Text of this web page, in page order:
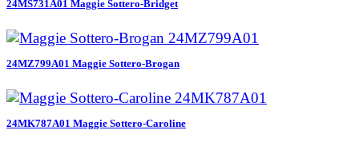
24MS731A01 Maggie Sottero-Bridget
24MZ799A01 Maggie Sottero-Brogan
24MK787A01 Maggie Sottero-Caroline